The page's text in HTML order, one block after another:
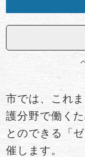
市では、これ
護分野で働く
とのできる「
催します。